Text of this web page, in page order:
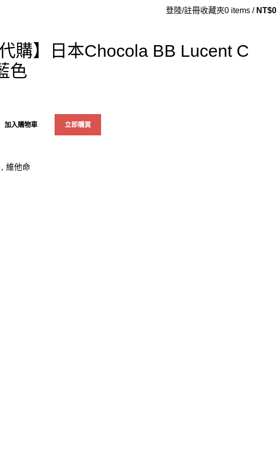
登陸/註冊收藏夾0 items / NT$0
代購】日本Chocola BB Lucent C
色
加入購物車 立即購買
, 維他命